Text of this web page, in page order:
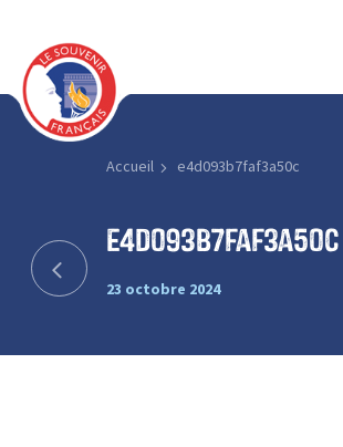
Accueil e4d093b7faf3a50c
e4d093b7faf3a50c
23 octobre 2024